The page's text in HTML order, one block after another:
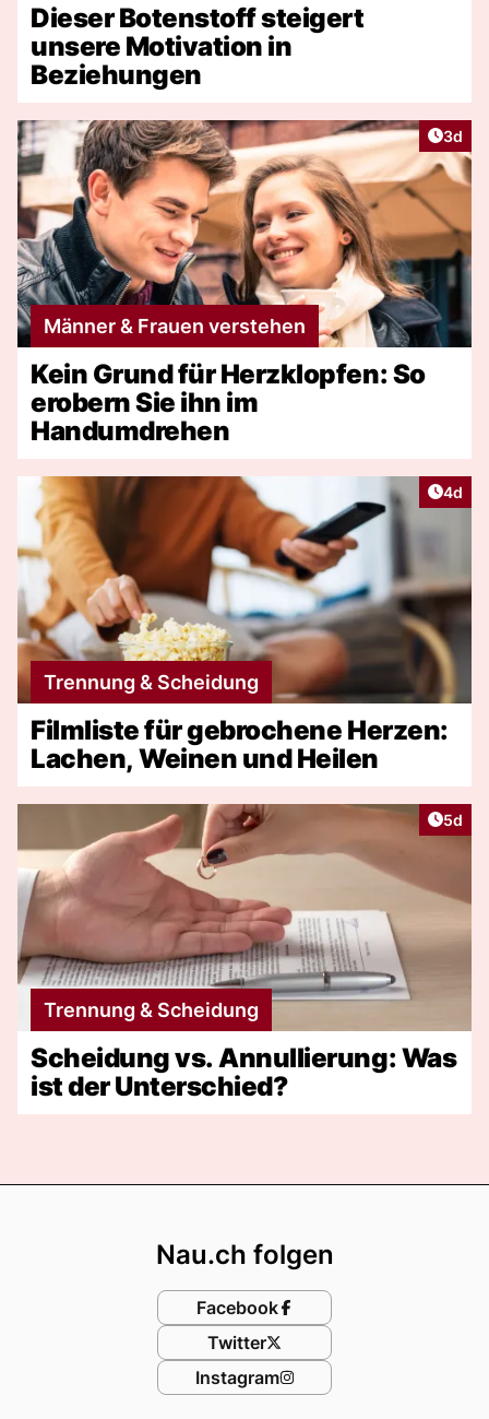
Dieser Botenstoff steigert
unsere Motivation in
Beziehungen
3d
Männer & Frauen verstehen
Kein Grund für Herzklopfen: So
erobern Sie ihn im
Handumdrehen
4d
Trennung & Scheidung
Filmliste für gebrochene Herzen:
Lachen, Weinen und Heilen
5d
Trennung & Scheidung
Scheidung vs. Annullierung: Was
ist der Unterschied?
Nau.ch folgen
Facebook
Twitter
Instagram